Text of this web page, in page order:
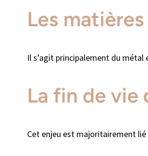
Les
Il s’agit principalement du
La fin de vie
Cet enjeu est majoritairement